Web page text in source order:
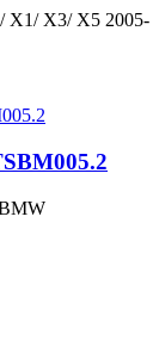
X1/ X3/ X5 2005-